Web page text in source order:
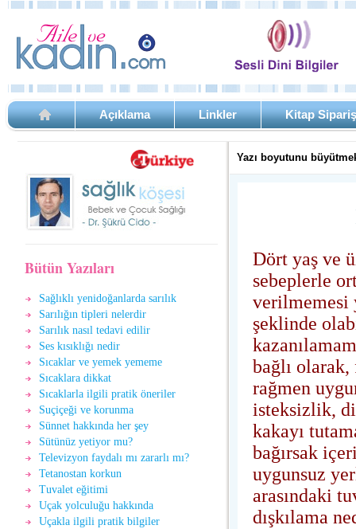
Açıklama Linkler Kitap
Bütün Yazıları
Sağlıklı yenidoğanlarda sarılık
Sarılığın tipleri nelerdir
Sarılık nasıl tedavi edilir
Ses kısıklığı nedir
Sıcaklar ve yemek yememe
Sıcaklara dikkat
Sıcaklarla ilgili pratik öneriler
Suçiçeği ve korunma
Sünnet hakkında her şey
Sütünüz yetiyor mu?
Televizyon faydalı mı zararlı mı?
Tetanostan korkun
Tuvalet eğitimi
Uçak yolculuğu hakkında
Uçakla ilgili pratik bilgiler
Yazı boyutunu
Dört yaş ve
sebeplerle
verilmemesi
şeklinde
bağlı
rağmen
isteksizlik,
kakayı
bağırsak
uygunsuz
arasındaki
dışkılama